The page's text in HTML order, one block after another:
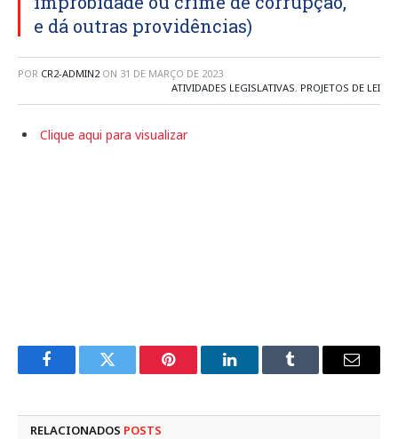
e dá outras providências)
POR CR2-ADMIN2 ON 31 DE MARÇO DE 2023
ATIVIDADES LEGISLATIVAS, PROJETOS DE LEI
Clique aqui para visualizar
FacebookTwitter Pinterest LinkedInTumblr
E-
RELACIONADOS POSTS